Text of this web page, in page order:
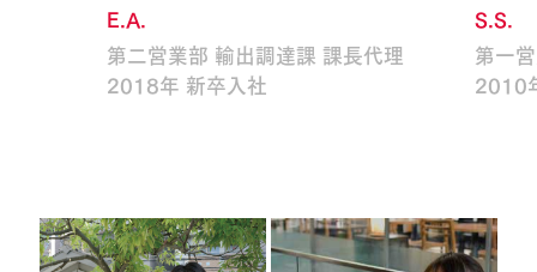
E.A.
第二営業部 輸出調達課 課長代理
2018年 新卒入社
S.S.
第一
2010